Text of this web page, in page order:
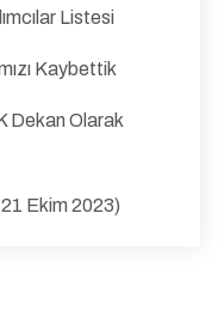
Listesi
Kaybettik
Dekan Olarak
Ekim 2023)